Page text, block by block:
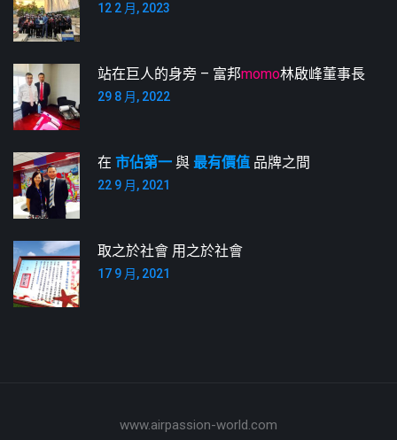
12 2 月, 2023
站在巨人的身旁 – 富邦momo林啟峰董事長
29 8 月, 2022
在 市佔第一 與 最有價值 品牌之間
22 9 月, 2021
取之於社會 用之於社會
17 9 月, 2021
www.airpassion-world.com